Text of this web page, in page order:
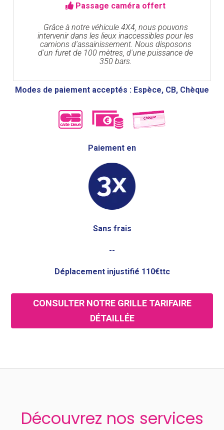
Passage caméra offert
Grâce à notre véhicule 4X4, nous pouvons
intervenir dans les lieux inaccessibles pour les
camions d'assainissement. Nous disposons
d'un furet de 100 mètres, d'une puissance de
350 bars.
Modes de paiement acceptés : Espèce, CB, Chèque
Paiement en
Sans frais
--
Déplacement injustifié 110€ttc
CONSULTER NOTRE GRILLE TARIFAIRE
DÉTAILLÉE
Découvrez nos services